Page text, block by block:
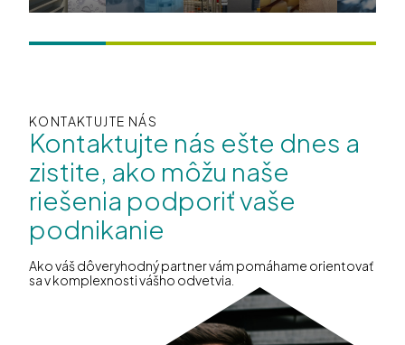
KONTAKTUJTE NÁS
Kontaktujte nás ešte dnes a
zistite, ako môžu naše
riešenia podporiť vaše
podnikanie
Ako váš dôveryhodný partner vám pomáhame orientovať
sa v komplexnosti vášho odvetvia.